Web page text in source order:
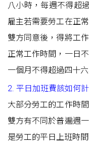
八小時，每週不得超
雇主若需要勞工在正
雙方同意後，得將工
正常工作時間，一日
一個月不得超過四十六
2. 平日加班費該如何
大部分勞工的工作時
雙方有不同於普遍週
是勞工的平日上班時間